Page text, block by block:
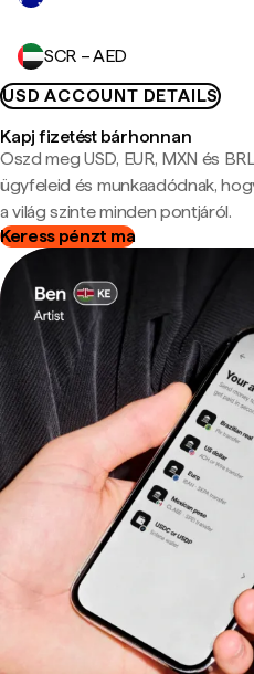
SCR – AED
USD ACCOUNT DETAILS
Kapj fizetést bárhonnan
Oszd meg USD, EUR, MXN és
ügyfeleid és munkaadódnak,
a világ szinte minden pontjáról.
Keress pénzt ma